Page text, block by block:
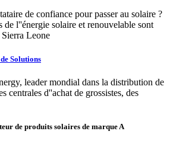
de confiance pour passer au solaire ?
de l''énergie solaire et renouvelable sont
Leone
Solutions
leader mondial dans la distribution de
centrales d''achat de grossistes, des
de produits solaires de marque A